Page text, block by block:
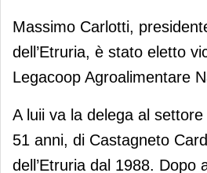
Massimo Carlotti eletto
vicepresidente
Agroalimentare
Massimo Carlotti,
dell’Etruria, è stato eletto
Legacoop Agroalimentare
A luii va la delega al
51 anni, di Castagneto
dell’Etruria dal 1988. Dopo